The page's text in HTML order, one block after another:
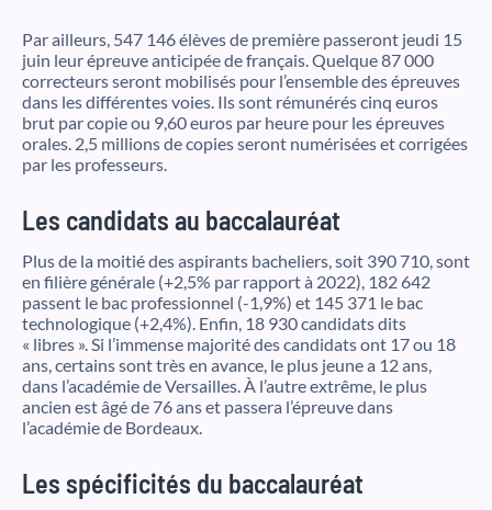
Par ailleurs, 547 146 élèves de première passeront jeudi 15
juin leur épreuve anticipée de français. Quelque 87 000
correcteurs seront mobilisés pour l’ensemble des épreuves
dans les différentes voies. Ils sont rémunérés cinq euros
brut par copie ou 9,60 euros par heure pour les épreuves
orales. 2,5 millions de copies seront numérisées et corrigées
par les professeurs.
Les candidats au baccalauréat
Plus de la moitié des aspirants bacheliers, soit 390 710, sont
en filière générale (+2,5% par rapport à 2022), 182 642
passent le bac professionnel (-1,9%) et 145 371 le bac
technologique (+2,4%). Enfin, 18 930 candidats dits
« libres ». Si l’immense majorité des candidats ont 17 ou 18
ans, certains sont très en avance, le plus jeune a 12 ans,
dans l’académie de Versailles. À l’autre extrême, le plus
ancien est âgé de 76 ans et passera l’épreuve dans
l’académie de Bordeaux.
Les spécificités du baccalauréat